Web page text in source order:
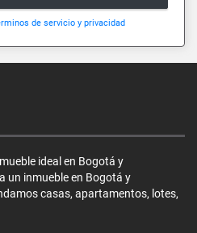
de servicio y privacidad
ideal en Bogotá y
un inmueble en Bogotá y
casas, apartamentos, lotes,